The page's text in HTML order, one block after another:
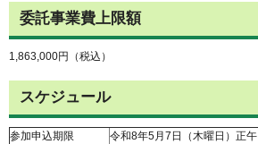
委託事業費上限額
1,863,000円（税込）
スケジュール
参加申込期限
令和8年5月7日（木曜日）正午